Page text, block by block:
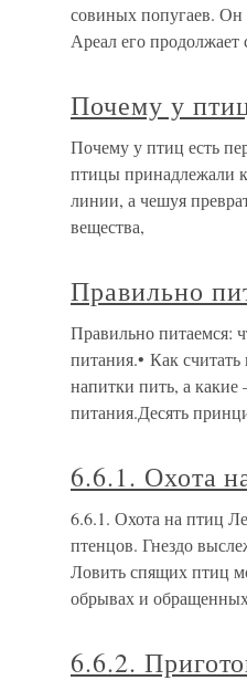
совиных попугаев. Он
Ареал его продолжает
Почему у
Почему у птиц есть
птицы принадлежали
линии, а чешуя
вещества,
Правильно
Правильно питаемся:
питания.• Как
напитки пить, а
питания.Десять
6.6.1. Охота
6.6.1. Охота на птиц
птенцов. Гнездо
Ловить спящих птиц
обрывах и
6.6.2.